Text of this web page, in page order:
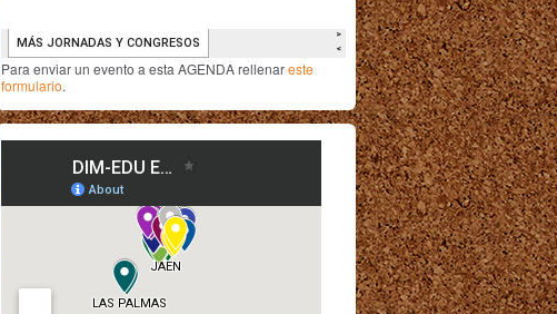
Para enviar un evento a esta AGENDA rellenareste
formulario.